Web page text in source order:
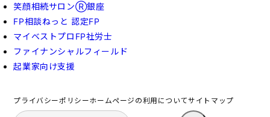
笑顔相続サロンⓇ銀座
FP相談ねっと 認定FP
マイベストプロFP社労士
ファイナンシャルフィールド
起業家向け支援
プライバシーポリシーホームページの利用についてサイトマップ